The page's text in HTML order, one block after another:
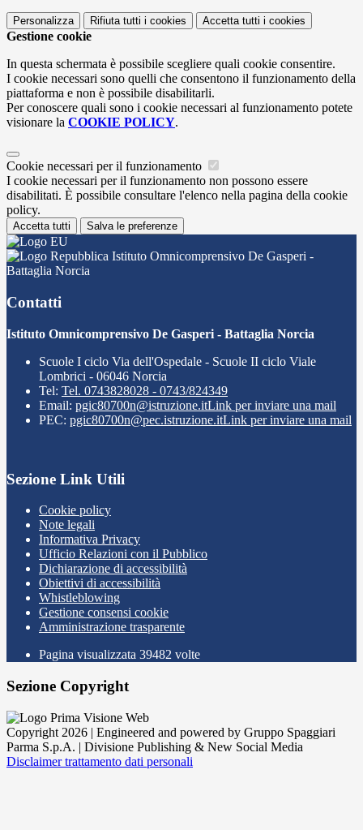
Personalizza Rifiuta tutti i cookies Accetta tutti i cookies
Gestione cookie
In questa schermata è possibile scegliere quali cookie consentire.
I cookie necessari sono quelli che consentono il funzionamento della
piattaforma e non è possibile disabilitarli.
Per conoscere quali sono i cookie necessari al funzionamento potete
visionare la COOKIE POLICY.
Cookie necessari per il funzionamento
I cookie necessari per il funzionamento non possono essere
disabilitati. È possibile consultare l'elenco nella pagina della cookie
policy.
Accetta tutti Salva le preferenze
Istituto Omnicomprensivo De Gasperi -
Battaglia Norcia
Contatti
Istituto Omnicomprensivo De Gasperi - Battaglia Norcia
Scuole I ciclo Via dell'Ospedale - Scuole II ciclo Viale
Lombrici - 06046 Norcia
Tel: Tel. 0743828028 - 0743/824349
Email: pgic80700n@istruzione.itLink per inviare una mail
PEC: pgic80700n@pec.istruzione.itLink per inviare una mail
Sezione Link Utili
Cookie policy
Note legali
Informativa Privacy
Ufficio Relazioni con il Pubblico
Dichiarazione di accessibilità
Obiettivi di accessibilità
Whistleblowing
Gestione consensi cookie
Amministrazione trasparente
Pagina visualizzata 39482 volte
Sezione Copyright
Copyright 2026 | Engineered and powered by Gruppo Spaggiari
Parma S.p.A. | Divisione Publishing & New Social Media
Disclaimer trattamento dati personali